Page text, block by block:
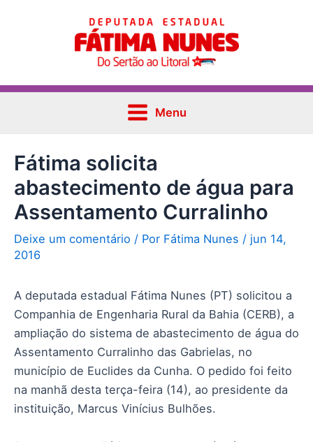
Main
Menu
Menu
Fátima solicita
abastecimento de água para
Assentamento Curralinho
Deixe um comentário / Por Fátima Nunes / jun 14,
2016
A deputada estadual Fátima Nunes (PT) solicitou a
Companhia de Engenharia Rural da Bahia (CERB), a
ampliação do sistema de abastecimento de água do
Assentamento Curralinho das Gabrielas, no
município de Euclides da Cunha. O pedido foi feito
na manhã desta terça-feira (14), ao presidente da
instituição, Marcus Vinícius Bulhões.